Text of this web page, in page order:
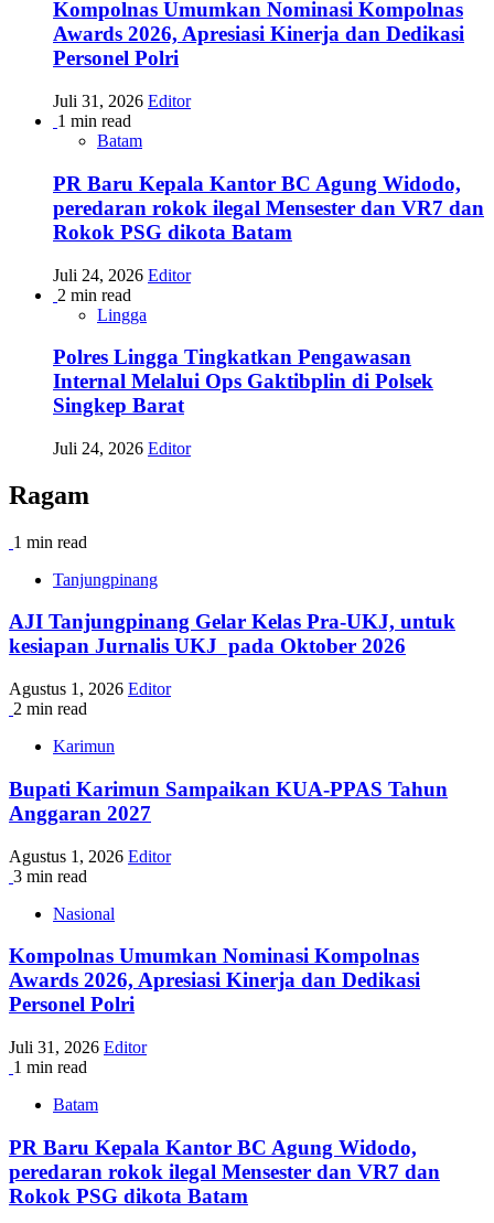
Kompolnas Umumkan Nominasi Kompolnas
Awards 2026, Apresiasi Kinerja dan Dedikasi
Personel Polri
Juli 31, 2026 Editor
1 min read
Batam
PR Baru Kepala Kantor BC Agung Widodo,
peredaran rokok ilegal Mensester dan VR7 dan
Rokok PSG dikota Batam
Juli 24, 2026 Editor
2 min read
Lingga
Polres Lingga Tingkatkan Pengawasan
Internal Melalui Ops Gaktibplin di Polsek
Singkep Barat
Juli 24, 2026 Editor
Ragam
1 min read
Tanjungpinang
AJI Tanjungpinang Gelar Kelas Pra-UKJ, untuk
kesiapan Jurnalis UKJ pada Oktober 2026
Agustus 1, 2026 Editor
2 min read
Karimun
Bupati Karimun Sampaikan KUA-PPAS Tahun
Anggaran 2027
Agustus 1, 2026 Editor
3 min read
Nasional
Kompolnas Umumkan Nominasi Kompolnas
Awards 2026, Apresiasi Kinerja dan Dedikasi
Personel Polri
Juli 31, 2026 Editor
1 min read
Batam
PR Baru Kepala Kantor BC Agung Widodo,
peredaran rokok ilegal Mensester dan VR7 dan
Rokok PSG dikota Batam